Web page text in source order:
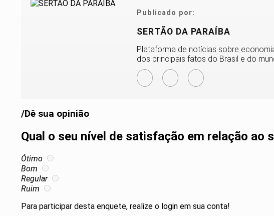
Publicado por:
SERTÃO DA PARAÍBA
Plataforma de notícias sobre
dos principais fatos do Brasil e do
/Dê sua opinião
Qual o seu nível de satisfação em relação ao
Ótimo
Bom
Regular
Ruim
Para participar desta enquete, realize o login em sua conta!